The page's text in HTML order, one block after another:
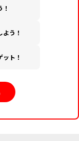
う！
ト！